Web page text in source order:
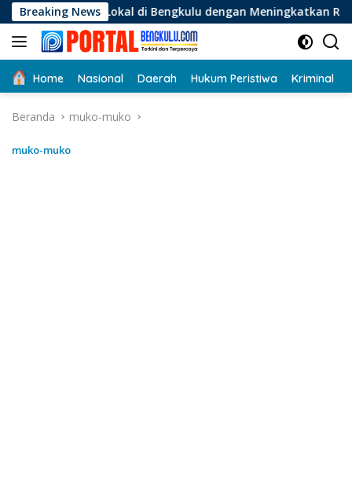
Langsung
ke
konten
Breaking News
di Bengkulu dengan Meningkatkan Ruang Publik dan
Home Nasional Daerah Hukum Peristiwa Kriminal
Beranda muko-muko
muko-muko